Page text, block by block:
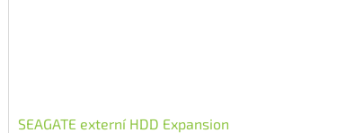
SEAGATE externí HDD Expansion